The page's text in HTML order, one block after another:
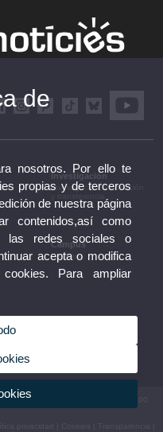
Investigación
Investigación, innovación
Campus
Campus
Espanya. Tel UV: (+34) 963 86 41 00
de
nosotros. Por ello te
propias y de terceros
de nuestra página
contenidos,así como
las redes sociales o
acepta o modifica
Para ampliar